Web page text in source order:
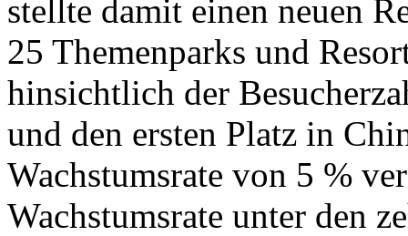
stellte damit einen neuen
25 Themenparks und
hinsichtlich der
und den ersten Platz in
Wachstumsrate von 5 %
Wachstumsrate unter den